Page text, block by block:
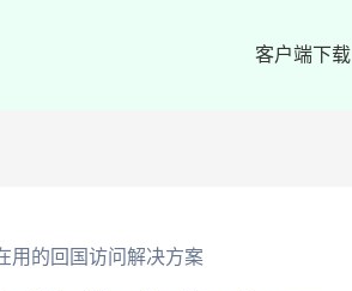
客户端下载
用的回国访问解决方案